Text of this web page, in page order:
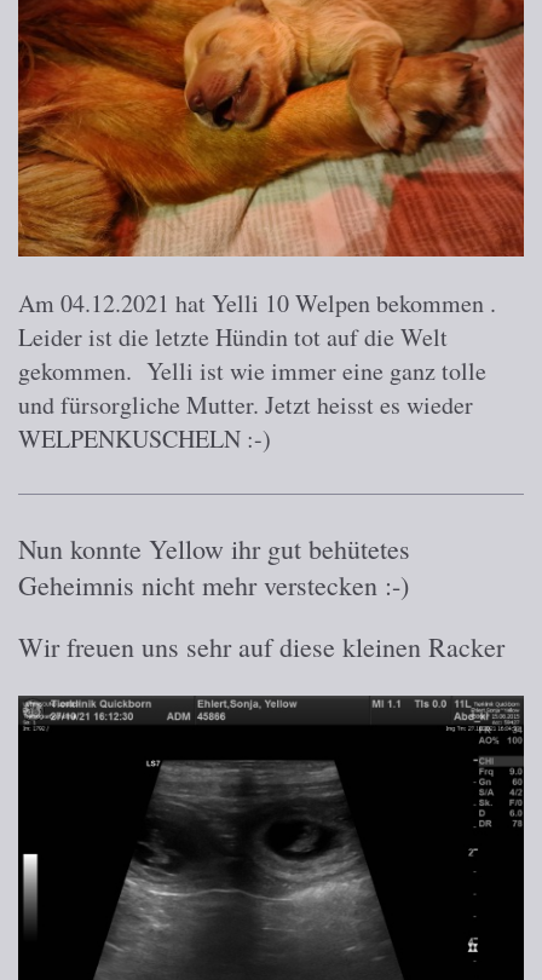
Am 04.12.2021 hat Yelli 10 Welpen bekommen .
Leider ist die letzte Hündin tot auf die Welt
gekommen. Yelli ist wie immer eine ganz tolle
und fürsorgliche Mutter. Jetzt heisst es wieder
WELPENKUSCHELN :-)
Nun konnte Yellow ihr gut behütetes
Geheimnis nicht mehr verstecken :-)
Wir freuen uns sehr auf diese kleinen Racker